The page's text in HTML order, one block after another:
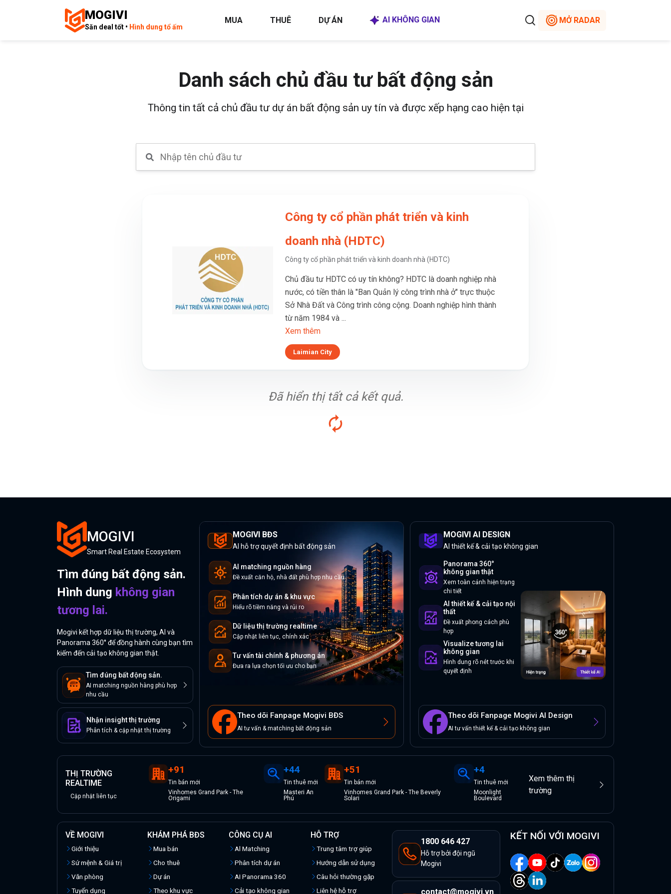
MOGIVI
Săn deal tốt • Hình dung tổ ấm
MUA THUÊ DỰ ÁN AI KHÔNG GIAN MỞ RADAR
Danh sách chủ đầu tư bất động sản
Thông tin tất cả chủ đầu tư dự án bất động sản uy tín và được xếp hạng cao hiện tại
Công ty cổ phần phát triển và kinh
doanh nhà (HDTC)
Công ty cổ phần phát triển và kinh doanh nhà (HDTC)
Chủ đầu tư HDTC có uy tín không? HDTC là doanh nghiệp nhà
nước, có tiền thân là "Ban Quản lý công trình nhà ở" trực thuộc
Sở Nhà Đất và Công trình công cộng. Doanh nghiệp hình thành
từ năm 1984 và ...
Xem thêm
Laimian City
Đã hiển thị tất cả kết quả.
MOGIVI
Smart Real Estate Ecosystem
Tìm đúng bất động sản.
Hình dung không gian
tương lai.
Mogivi kết hợp dữ liệu thị trường, AI và
Panorama 360° để đồng hành cùng bạn tìm
kiếm đến cải tạo không gian thật.
Tìm đúng bất động sản.
AI matching nguồn hàng phù hợp
nhu cầu
Nhận insight thị trường
Phân tích & cập nhật thị trường
MOGIVI BĐS
AI hỗ trợ quyết định bất động sản
AI matching nguồn hàng
Đề xuất căn hộ, nhà đất phù hợp nhu cầu
Phân tích dự án & khu vực
Hiểu rõ tiềm năng và rủi ro
Dữ liệu thị trường realtime
Cập nhật liên tục, chính xác
Tư vấn tài chính & phương án
Đưa ra lựa chọn tối ưu cho bạn
Theo dõi Fanpage Mogivi BĐS
AI tư vấn & matching bất động sản
MOGIVI AI DESIGN
AI thiết kế & cải tạo không gian
Panorama 360°
không gian thật
Xem toàn cảnh hiện trạng
chi tiết
AI thiết kế & cải tạo nội
thất
Đề xuất phong cách phù
hợp
Visualize tương lai
không gian
Hình dung rõ nét trước khi
quyết định
Theo dõi Fanpage Mogivi AI Design
AI tư vấn thiết kế & cải tạo không gian
THỊ TRƯỜNG
REALTIME
Cập nhật liên tục
+91
Tin bán mới
Vinhomes Grand Park - The
Origami
+44
Tinthuê mới
Masteri An
Phú
+51
Tin bán mới
Vinhomes Grand Park - The Beverly
Solari
+4
Tinthuê mới
Moonlight
Boulevard
Xem thêm thị
trường
VỀ MOGIVI
Giới thiệu
Sứ mệnh & Giá trị
Văn phòng
Tuyển dụng
KHÁM PHÁ BĐS
Mua bán
Cho thuê
Dự án
Theo khu vực
CÔNG CỤ AI
Al Matching
Phân tích dự án
AI Panorama 360
Cải tạo không gian
HỖ TRỢ
Trung tâm trợ giúp
Hướng dẫn sử dụng
Câu hỏi thường gặp
Liên hệ hỗ trợ
1800 646 427
Hỗ trợ bởi đội ngũ
Mogivi
contact@mogivi.vn
KẾT NỐI VỚI MOGIVI